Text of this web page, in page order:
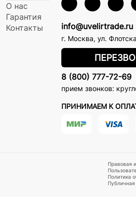
О нас
Гарантия
Контакты
info@uvelirtrade.ru
г. Москва, ул.
8 (800) 777-72-69
прием звонков:
ПРИНИМАЕМ К
Правовая
Политика
Публичная